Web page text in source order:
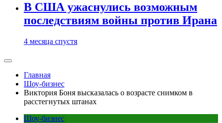
В США ужаснулись возможным
последствиям войны против Ирана
4 месяца спустя
Главная
Шоу-бизнес
Виктория Боня высказалась о возрасте снимком в
расстегнутых штанах
Шоу-бизнес